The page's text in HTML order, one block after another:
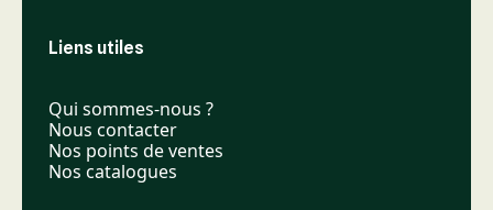
Liens utiles
Qui sommes-nous ?
Nous contacter
Nos points de ventes
Nos catalogues